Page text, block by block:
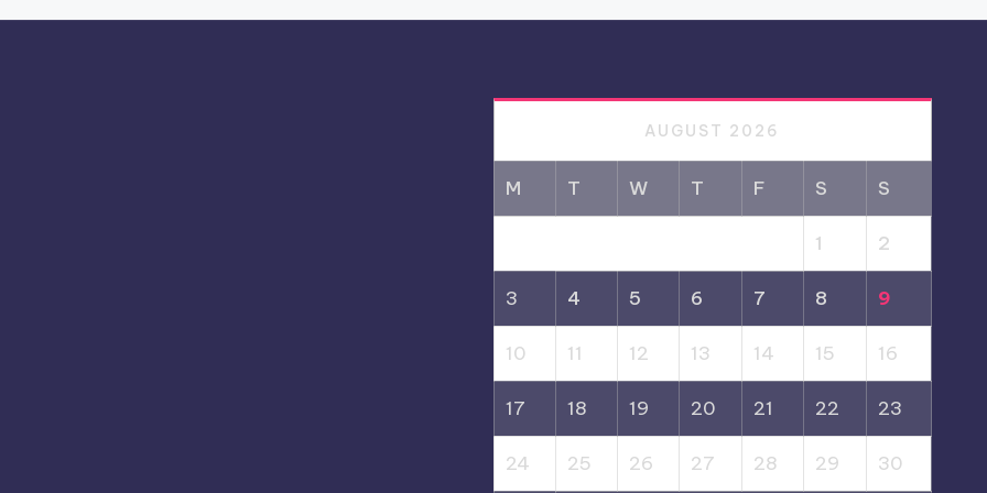
AUGUST 2026
M T W T F S S
1 2
3 4 5 6 7 8 9
10 11 12 13 14 15 16
17 18 19 20 21 22 23
24 25 26 27 28 29 30